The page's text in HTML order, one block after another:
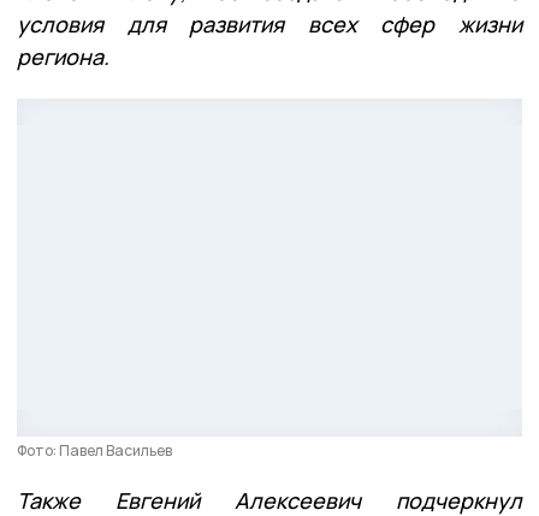
условия для развития всех сфер жизни
региона.
Фото: Павел Васильев
Также Евгений Алексеевич подчеркнул